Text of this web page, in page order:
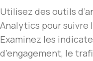
Utilisez des outils
Analytics pour suivre
Examinez les
d’engagement, le